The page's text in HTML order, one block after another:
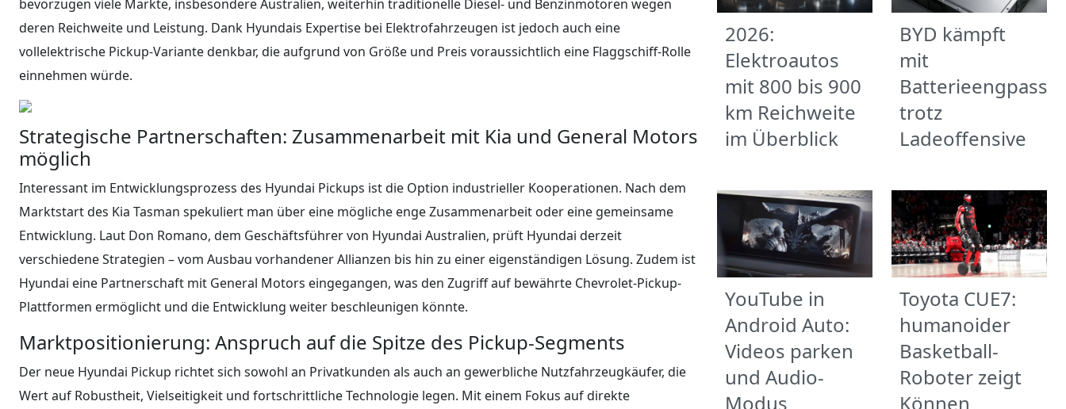
bevorzugen viele Märkte, insbesondere Australien, weiterhin traditionelle Diesel- und Benzinmotoren wegen
deren Reichweite und Leistung. Dank Hyundais Expertise bei Elektrofahrzeugen ist jedoch auch eine
vollelektrische Pickup-Variante denkbar, die aufgrund von Größe und Preis voraussichtlich eine Flaggschiff-Rolle
einnehmen würde.
Strategische Partnerschaften: Zusammenarbeit mit Kia und General Motors
möglich
Interessant im Entwicklungsprozess des Hyundai Pickups ist die Option industrieller Kooperationen. Nach dem
Marktstart des Kia Tasman spekuliert man über eine mögliche enge Zusammenarbeit oder eine gemeinsame
Entwicklung. Laut Don Romano, dem Geschäftsführer von Hyundai Australien, prüft Hyundai derzeit
verschiedene Strategien – vom Ausbau vorhandener Allianzen bis hin zu einer eigenständigen Lösung. Zudem ist
Hyundai eine Partnerschaft mit General Motors eingegangen, was den Zugriff auf bewährte Chevrolet-Pickup-
Plattformen ermöglicht und die Entwicklung weiter beschleunigen könnte.
Marktpositionierung: Anspruch auf die Spitze des Pickup-Segments
Der neue Hyundai Pickup richtet sich sowohl an Privatkunden als auch an gewerbliche Nutzfahrzeugkäufer, die
Wert auf Robustheit, Vielseitigkeit und fortschrittliche Technologie legen. Mit einem Fokus auf direkte
2026:
Elektroautos
mit 800 bis 900
km Reichweite
im Überblick
BYD kämpft
mit
Batterieengpass
trotz
Ladeoffensive
YouTube in
Android Auto:
Videos parken
und Audio-
Modus
Toyota CUE7:
humanoider
Basketball-
Roboter zeigt
Können